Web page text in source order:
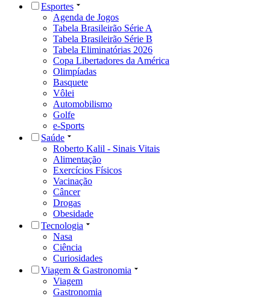
Esportes
Agenda de Jogos
Tabela Brasileirão Série A
Tabela Brasileirão Série B
Tabela Eliminatórias 2026
Copa Libertadores da América
Olimpíadas
Basquete
Vôlei
Automobilismo
Golfe
e-Sports
Saúde
Roberto Kalil - Sinais Vitais
Alimentação
Exercícios Físicos
Vacinação
Câncer
Drogas
Obesidade
Tecnologia
Nasa
Ciência
Curiosidades
Viagem & Gastronomia
Viagem
Gastronomia